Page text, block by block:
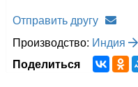
Отправить другу
Производство: Индия
Поделиться